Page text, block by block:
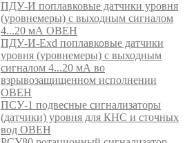
ПДУ-И поплавковые датчики уровня
(уровнемеры) с выходным сигналом
4...20 мА ОВЕН
ПДУ-И-Exd поплавковые датчики
уровня (уровнемеры) с выходным
сигналом 4...20 мА во
взрывозащищенном исполнении
ОВЕН
ПСУ-1 подвесные сигнализаторы
(датчики) уровня для КНС и сточных
вод ОВЕН